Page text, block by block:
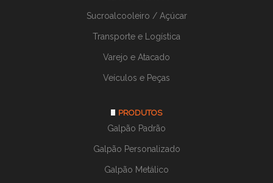
Sucroalcooleiro / Açúcar
Transporte e Logística
Varejo e Atacado
Veículos e Peças
PRODUTOS
Galpão Padrão
Galpão Personalizado
Galpão Metálico